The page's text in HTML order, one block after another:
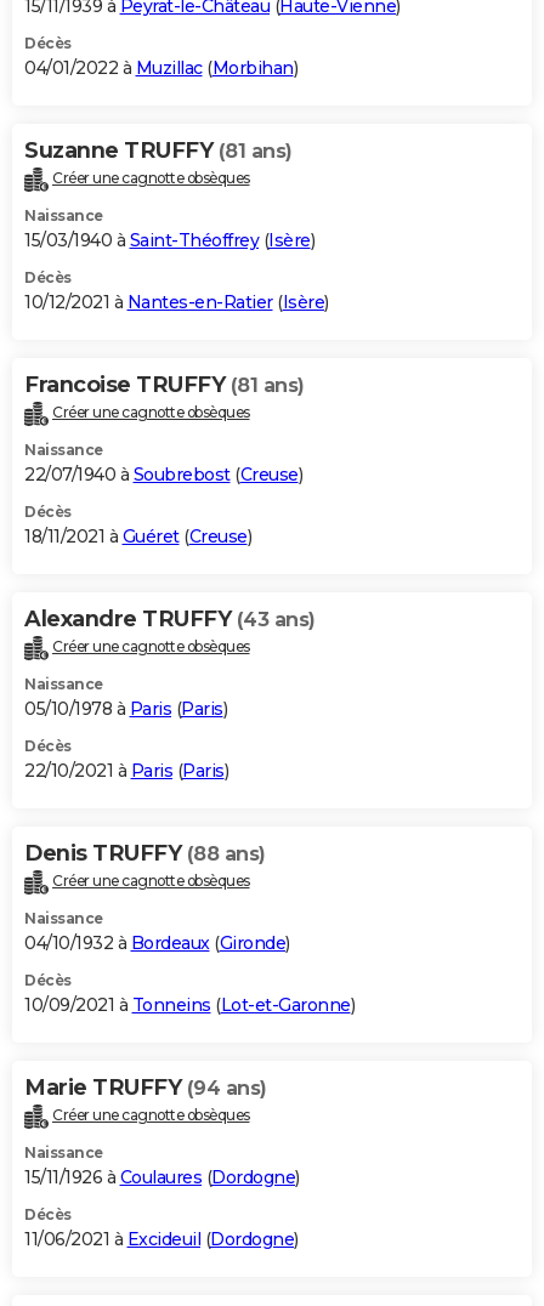
15/11/1939 à Peyrat-le-Château (Haute-Vienne)
Décès
04/01/2022 à Muzillac(Morbihan)
Suzanne TRUFFY (81 ans)
Créer une cagnotte obsèques
Naissance
15/03/1940 à Saint-Théoffrey(Isère)
Décès
10/12/2021 à Nantes-en-Ratier(Isère)
Francoise TRUFFY (81 ans)
Créer une cagnotte obsèques
Naissance
22/07/1940 à Soubrebost(Creuse)
Décès
18/11/2021 à Guéret(Creuse)
Alexandre TRUFFY (43 ans)
Créer une cagnotte obsèques
Naissance
05/10/1978 à Paris (Paris)
Décès
22/10/2021 à Paris (Paris)
Denis TRUFFY (88 ans)
Créer une cagnotte obsèques
Naissance
04/10/1932 à Bordeaux(Gironde)
Décès
10/09/2021 à Tonneins (Lot-et-Garonne)
Marie TRUFFY (94 ans)
Créer une cagnotte obsèques
Naissance
15/11/1926 à Coulaures (Dordogne)
Décès
11/06/2021 à Excideuil (Dordogne)